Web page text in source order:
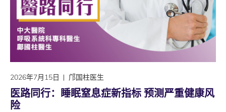
2026年7月15日 邝国柱医生
医路同行：睡眠窒息症新指标 预测严重健康风
险